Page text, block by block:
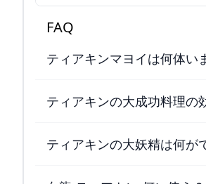
FAQ
ティアキンマヨイは何体い
ティアキンの大成功料理の
ティアキンの大妖精は何が